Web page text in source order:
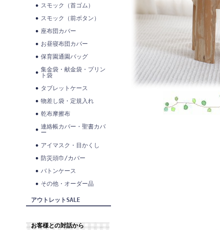
スモック（首ゴム）
スモック（前ボタン）
座布団カバー
お昼寝布団カバー
保育園通園バッグ
集金袋・献金袋・プリン
ト袋
タブレットケース
物差し袋・定規入れ
乾布摩擦布
連絡帳カバー・聖書カバ
ー
アイマスク・目かくし
防災頭巾/カバー
バトンケース
その他・オーダー品
アウトレットSALE
お客様との対話から